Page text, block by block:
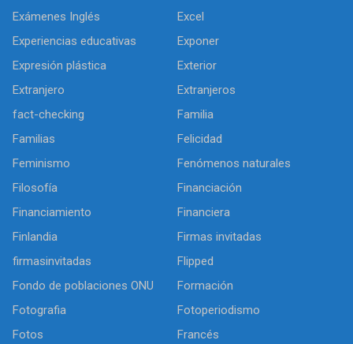
Exámenes Inglés
Excel
Experiencias educativas
Exponer
Expresión plástica
Exterior
Extranjero
Extranjeros
fact-checking
Familia
Familias
Felicidad
Feminismo
Fenómenos naturales
Filosofía
Financiación
Financiamiento
Financiera
Finlandia
Firmas invitadas
firmasinvitadas
Flipped
Fondo de poblaciones ONU
Formación
Fotografia
Fotoperiodismo
Fotos
Francés